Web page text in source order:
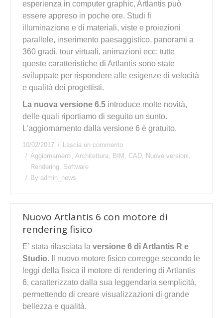
esperienza in computer graphic, Artlantis può
essere appreso in poche ore. Studi fi
illuminazione e di materiali, viste e proiezioni
parallele, inserimento paesaggistico, panorami a
360 gradi, tour virtuali, animazioni ecc: tutte
queste caratteristiche di Artlantis sono state
sviluppate per rispondere alle esigenze di velocità
e qualità dei progettisti.
La nuova versione 6.5 introduce molte novità,
delle quali riportiamo di seguito un sunto.
L’aggiornamento dalla versione 6 è gratuito.
10/02/2017
Lascia un commento
Aggiornamenti Architettura BIM CAD Nuove versioni
Rendering
Software
By admin_news
Nuovo Artlantis 6 con motore di
rendering fisico
E’ stata rilasciata la versione 6 di Artlantis R e
Studio. Il nuovo motore fisico corregge secondo le
leggi della fisica il motore di rendering di Artlantis
6, caratterizzato dalla sua leggendaria semplicità,
permettendo di creare visualizzazioni di grande
bellezza e qualità.